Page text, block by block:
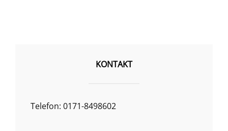
KONTAKT
Telefon: 0171-8498602